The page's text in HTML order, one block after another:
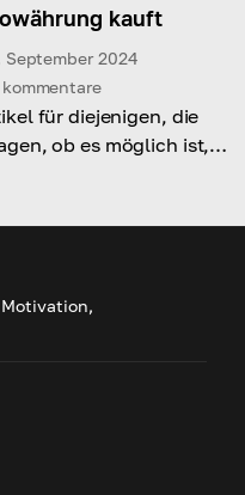
kauft
September 2024
kommentare
für diejenigen, die
ob es möglich ist,
das macht.